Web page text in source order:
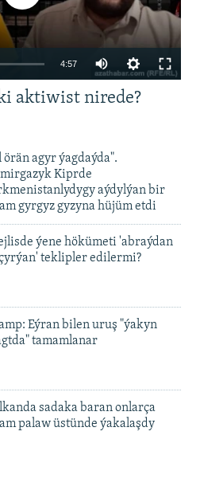
1080p
4:57
240p
1080p
aktiwist nirede?
örän agyr ýagdaýda".
Kiprde
aýdylýan bir
gyrgyz gyzyna hüjüm etdi
ýene hökümeti 'abraýdan
teklipler edilermi?
Eýran bilen uruş "ýakyn
tamamlanar
sadaka baran onlarça
palaw üstünde ýakalaşdy